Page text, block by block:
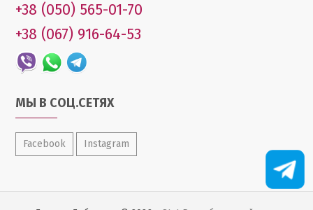
+38 (050) 565-01-70
+38 (067) 916-64-53
МЫ В СОЦ.СЕТЯХ
Facebook Instagram